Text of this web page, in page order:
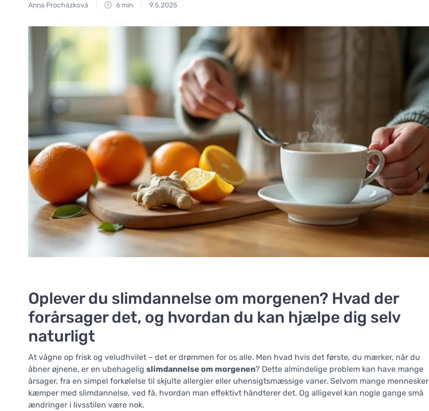
Anna Procházková 6 min 9.5.2025
Oplever du slimdannelse om morgenen? Hvad der
forårsager det, og hvordan du kan hjælpe dig selv
naturligt
At vågne op frisk og veludhvilet – det er drømmen for os alle. Men hvad hvis det første, du mærker, når du
åbner øjnene, er en ubehagelig slimdannelse om morgenen? Dette almindelige problem kan have mange
årsager, fra en simpel forkølelse til skjulte allergier eller uhensigtsmæssige vaner. Selvom mange mennesker
kæmper med slimdannelse, ved få, hvordan man effektivt håndterer det. Og alligevel kan nogle gange små
ændringer i livsstilen være nok.